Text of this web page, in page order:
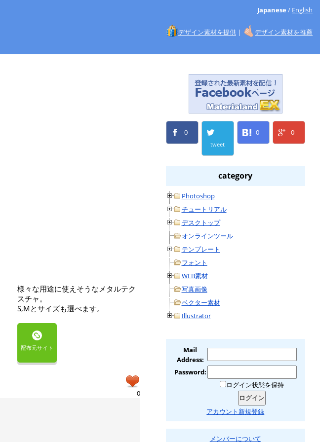
Japanese / English
デザイン素材を提供 | デザイン素材を推薦
様々な用途に使えそうなメタルテク
スチャ。
S,Mとサイズも選べます。
配布元サイト
0
0
tweet
0 0
category
Photoshop
チュートリアル
デスクトップ
オンラインツール
テンプレート
フォント
WEB素材
写真画像
ベクター素材
Illustrator
Mail
Address:
Password:
ログイン状態を保持
アカウント新規登録
メンバーについて